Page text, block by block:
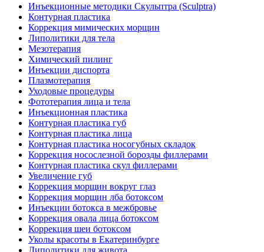
Инъекционные методики Скульптра (Sculptra)
Контурная пластика
Коррекция мимических морщин
Липолитики для тела
Мезотерапия
Химический пилинг
Инъекции диспорта
Плазмотерапия
Уходовые процедуры
Фототерапия лица и тела
Инъекционная пластика
Контурная пластика губ
Контурная пластика лица
Контурная пластика носогубных складок
Коррекция носослезной борозды филлерами
Контурная пластика скул филлерами
Увеличение губ
Коррекция морщин вокруг глаз
Коррекция морщин лба ботоксом
Инъекции ботокса в межбровье
Коррекция овала лица ботоксом
Коррекция шеи ботоксом
Уколы красоты в Екатеринбурге
Липолитики для живота